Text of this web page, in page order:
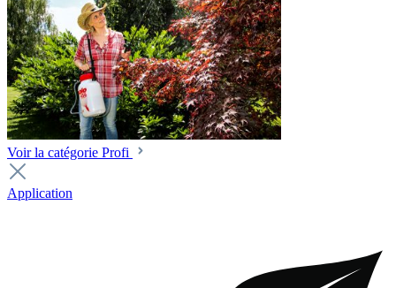
Voir la catégorie Profi
Application